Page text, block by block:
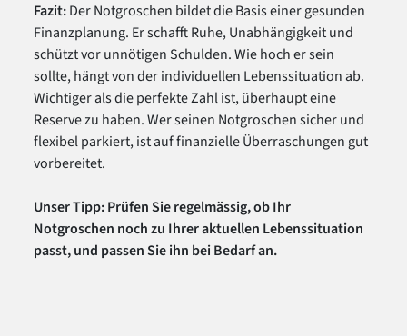
Fazit:Der Notgroschen bildet die Basis einer gesunden
Finanzplanung. Er schafft Ruhe, Unabhängigkeit und
schützt vor unnötigen Schulden. Wie hoch er sein
sollte, hängt von der individuellen Lebenssituation ab.
Wichtiger als die perfekte Zahl ist, überhaupt eine
Reserve zu haben. Wer seinen Notgroschen sicher und
flexibel parkiert, ist auf finanzielle Überraschungen gut
vorbereitet.
Unser Tipp: Prüfen Sie regelmässig, ob Ihr
Notgroschen noch zu Ihrer aktuellen Lebenssituation
passt, und passen Sie ihn bei Bedarf an.